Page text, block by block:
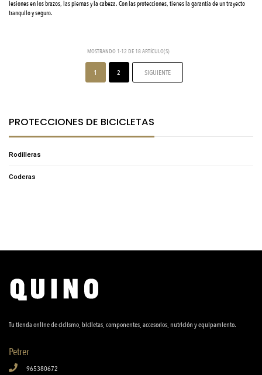
PROTECCIONES DE BICICLETAS
Rodilleras
Coderas
lesiones en los brazos, las piernas y la cabeza. Con las protecciones, tienes la garantía de un trayecto
tranquilo y seguro.
MOSTRANDO 1-12 DE 18 ARTÍCULO(S)
1 2 SIGUIENTE
Tu tienda online de ciclismo, biciletas, componentes, accesorios, nutrición y equipamiento.
Petrer
965380672